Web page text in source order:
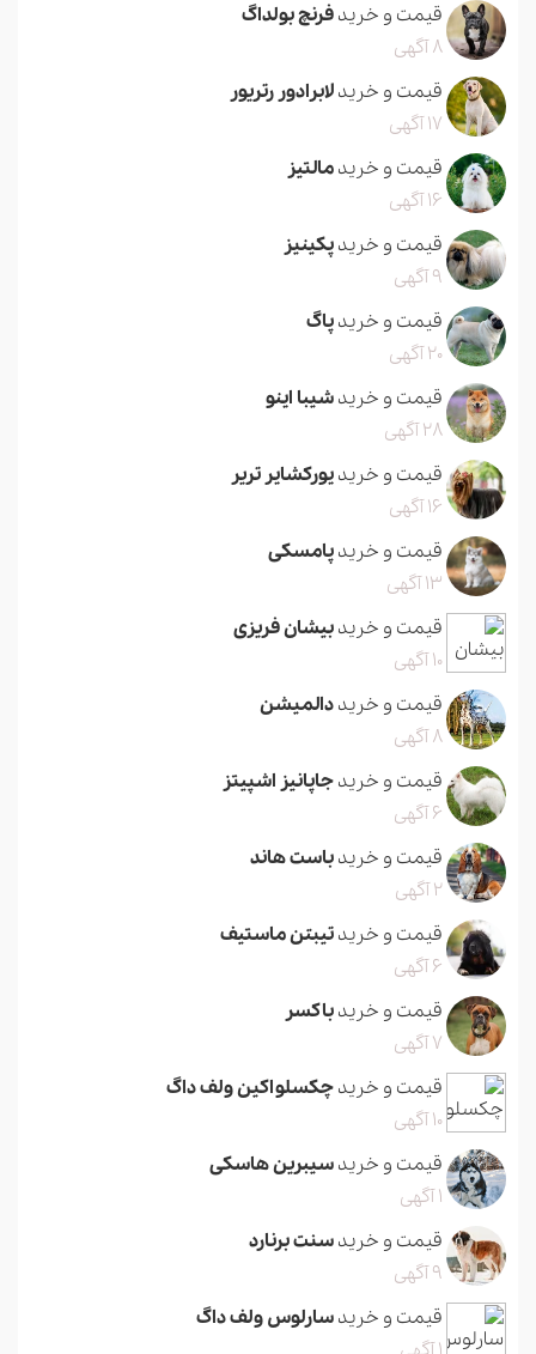
قیمت و خریدفرنچ بولداگ
8 آگهی
قیمت و خریدلابرادور رتریور
17 آگهی
قیمت و خریدمالتیز
16 آگهی
قیمت و خریدپکینیز
9 آگهی
قیمت و خریدپاگ
20 آگهی
قیمت و خریدشیبا اینو
28 آگهی
قیمت و خریدیورکشایر تریر
16 آگهی
قیمت و خریدپامسکی
13 آگهی
قیمت و خریدبیشان فریزی
10 آگهی
قیمت و خریددالمیشن
8 آگهی
قیمت و خریدجاپانیز اشپیتز
6 آگهی
قیمت و خریدباست هاند
2 آگهی
قیمت و خریدتیبتن ماستیف
6 آگهی
قیمت و خریدباکسر
7 آگهی
قیمت و خریدچکسلواکین ولف داگ
10 آگهی
قیمت و خریدسیبرین هاسکی
1 آگهی
قیمت و خریدسنت برنارد
9 آگهی
قیمت و خریدسارلوس ولف داگ